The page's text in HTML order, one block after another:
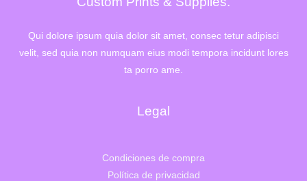
Qui dolore ipsum quia dolor sit amet, consec tetur adipisci
velit, sed quia non numquam eius modi tempora incidunt lores
ta porro ame.
Legal
Condiciones de compra
Política de privacidad